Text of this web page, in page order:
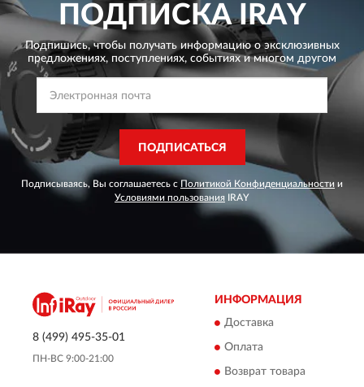
ПОДПИСКАIRAY
Подпишись, чтобы получать информацию о эксклюзивных
предложениях, поступлениях, событиях и многом другом
ПОДПИСАТЬСЯ
Подписываясь, Вы соглашаетесь с Политикой Конфиденциальности и
Условиями пользования IRAY
8 (499) 495-35-01
ПН-ВС 9:00-21:00
ИНФОРМАЦИЯ
Доставка
Оплата
Возврат товара